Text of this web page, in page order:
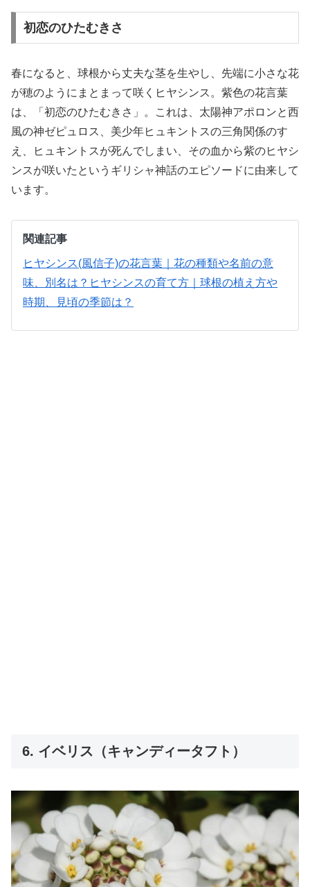
初恋のひたむきさ
春になると、球根から丈夫な茎を生やし、先端に小さな花
が穂のようにまとまって咲くヒヤシンス。紫色の花言葉
は、「初恋のひたむきさ」。これは、太陽神アポロンと西
風の神ゼピュロス、美少年ヒュキントスの三角関係のす
え、ヒュキントスが死んでしまい、その血から紫のヒヤシ
ンスが咲いたというギリシャ神話のエピソードに由来して
います。
関連記事
ヒヤシンス(風信子)の花言葉｜花の種類や名前の意
味、別名は？ ヒヤシンスの育て方｜球根の植え方や
時期、見頃の季節は？
6. イベリス（キャンディータフト）